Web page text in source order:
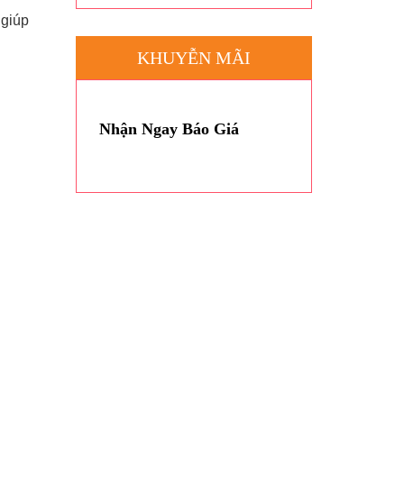
KHUYỄN MÃI
Nhận Ngay Báo Giá